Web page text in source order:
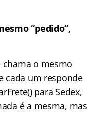
“pedido”,
o mesmo
cada um responde
para Sedex,
é a mesma, mas